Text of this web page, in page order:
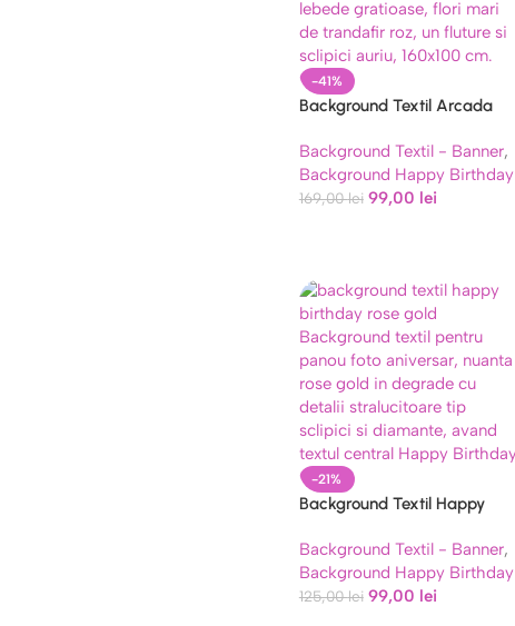
-41%
Background Textil Arcada
(COD 685B)
Background Textil - Banner,
Background Happy Birthday
169,00lei 99,00 lei
-21%
Background Textil Happy
cm, Cod 117B
Background Textil - Banner,
Background Happy Birthday
125,00lei 99,00 lei